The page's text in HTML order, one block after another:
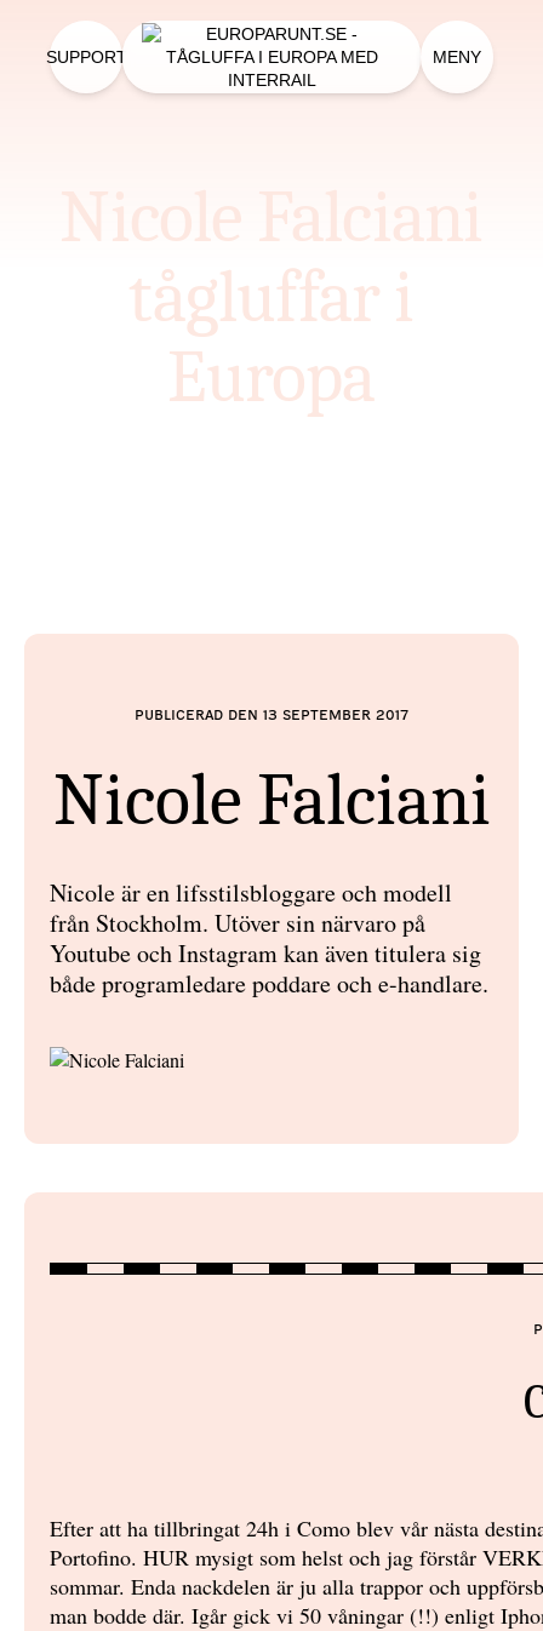
SUPPORT MENY
Nicole Falciani
tågluffar i
Europa
Publicerad den 13 september 2017
Nicole Falciani
Nicole är en lifsstilsbloggare och modell
från Stockholm. Utöver sin närvaro på
Youtube och Instagram kan även titulera sig
både programledare poddare och e-handlare.
Efter att ha tillbringat 24h i Como blev vår nästa
Portofino. HUR mysigt som helst och jag förstår
sommar. Enda nackdelen är ju alla trappor och
man bodde där. Igår gick vi 50 våningar (!!) enligt